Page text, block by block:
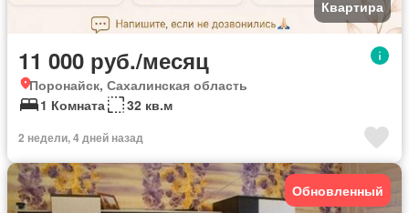
Квартира
11 000 руб./месяц
Поронайск, Сахалинская область
1 Комната
32 кв.м
2 недели, 4 дней назад
Обновленный